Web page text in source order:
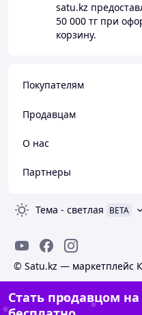
satu.kz
50 000 тг при
корзину.
Покупателям
Продавцам
О нас
Партнеры
Тема - светлая BETA
© Satu.kz — маркетплейс
Стать продавцом на